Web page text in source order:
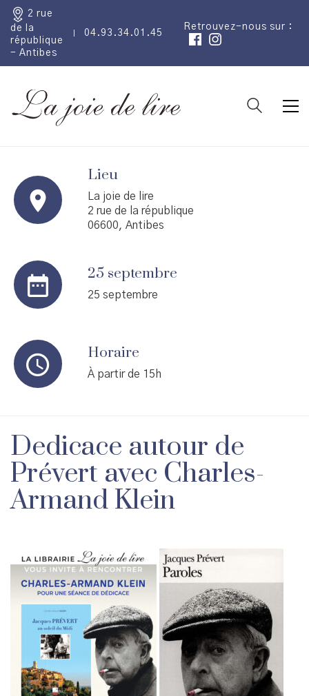
2 rue
de la
république
- Antibes
04.93.34.01.45
Retrouvez-nous sur :
Lieu
La joie de lire
2 rue de la république
06600, Antibes
25 septembre
25 septembre
Horaire
À partir de 15h
Dedicace autour de
Prévert avec Charles-
Armand Klein